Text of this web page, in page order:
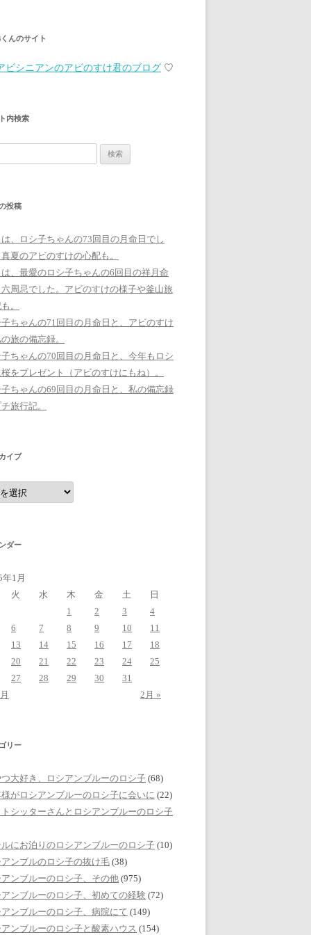
んのサイト
ビシニアンのアビのすけ君のブログ ♡
内検索
投稿
、ロシ子ちゃんの73回目の月命日でし
夏のアビのすけの心配も。
、最愛のロシ子ちゃんの6回目の祥月命
周忌でした。アビのすけの様子や釜山旅
。
ちゃんの71回目の月命日と、アビのすけ
旅の備忘録。
ちゃんの70回目の月命日と、今年もロシ
をプレゼント（アビのすけにもね）。
ちゃんの69回目の月命日と、私の備忘録
旅行記。
イブ
ダー
1月
火
水 木 金 土
日
1
2 3
4
6
7 8 9 10
11
13
14 15 16 17
18
20
21 22 23 24
25
27
28 29 30
31
2月 »
リー
大好き、ロシアンブルーのロシ子 (68)
がロシアンブルーのロシ子に会いに (22)
シッターさんとロシアンブルーのロシ子
にお泊りのロシアンブルーのロシ子 (10)
ンブルのロシ子の抜け毛 (38)
ンブルーのロシ子、その他 (975)
ンブルーのロシ子、初めての経験 (72)
ンブルーのロシ子、病院にて (149)
ンブルーのロシ子と酸素ハウス (154)